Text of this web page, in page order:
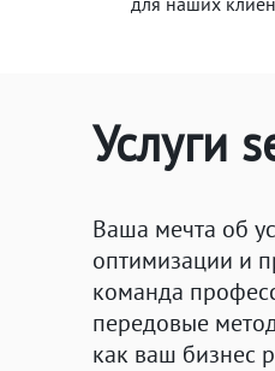
Услуги
Ваша мечта об
оптимизации и
команда
передовые
как ваш бизнес